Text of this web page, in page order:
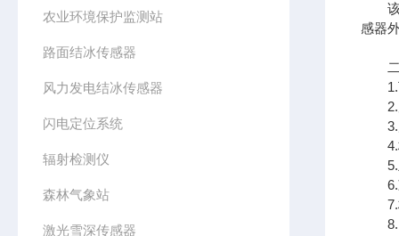
农业环境保护监测站
路面结冰传感器
风力发电结冰传感器
闪电定位系统
辐射检测仪
森林气象站
激光雪深传感器
该设
感器
二
1.顶
2.原
3.风
4.标
5.主
6.减
7.标
8.电